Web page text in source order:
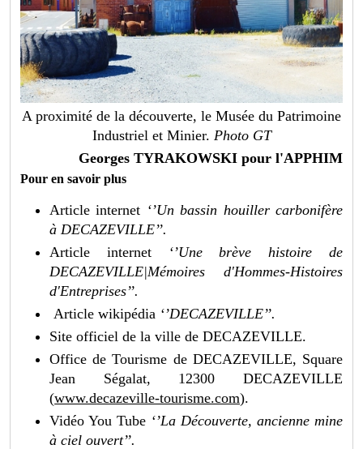
A proximité de la découverte, le Musée du Patrimoine
Industriel et Minier. Photo GT
Georges TYRAKOWSKI pour l'APPHIM
Pour en savoir plus
Article internet ‘’Un bassin houiller carbonifère
à DECAZEVILLE’’.
Article internet‘’Une brève histoire de
DECAZEVILLE|Mémoires d'Hommes-Histoires
d'Entreprises’’.
Article wikipédia ‘’DECAZEVILLE’’.
Site officiel de la ville de DECAZEVILLE.
Office de Tourisme de DECAZEVILLE, Square
Jean Ségalat, 12300 DECAZEVILLE
(www.decazeville-tourisme.com).
Vidéo You Tube ‘’La Découverte, ancienne mine
à ciel ouvert’’.